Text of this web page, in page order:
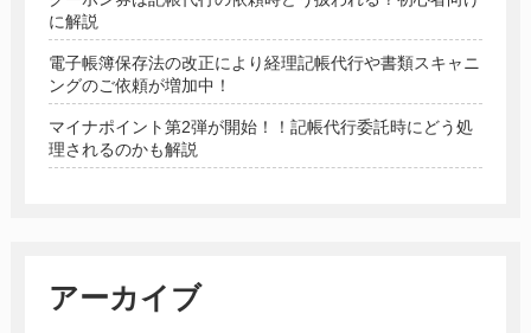
に解説
電子帳簿保存法の改正により経理記帳代行や書類スキャニ
ングのご依頼が増加中！
マイナポイント第2弾が開始！！記帳代行委託時にどう処
理されるのかも解説
アーカイブ